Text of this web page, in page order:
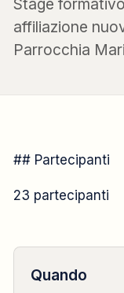
affiliazione
Parrocchia
11 agosto →
## Partecipanti
23 partecipanti
Quando